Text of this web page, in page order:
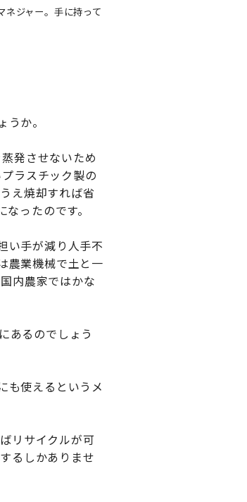
ジャー。手に持って
か。
発させないため
ラスチック製の
え焼却すれば省
ったのです。
い手が減り人手不
農業機械で土と一
内農家ではかな
あるのでしょう
も使えるというメ
リサイクルが可
るしかありませ